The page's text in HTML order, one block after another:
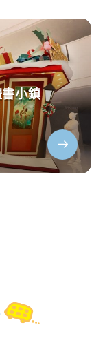
小鎮